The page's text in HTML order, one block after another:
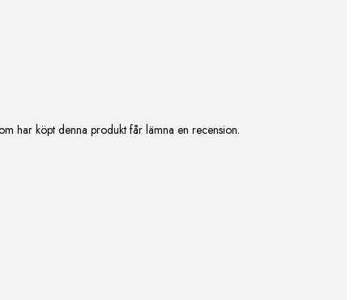
har köpt denna produkt får lämna en recension.